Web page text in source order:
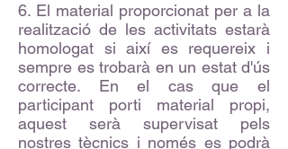
6. El material proporcionat per a la
realització de les activitats estarà
homologat si així es requereix i
sempre es trobarà en un estat d'ús
correcte. En el cas que el
participant porti material propi,
aquest serà supervisat pels
nostres tècnics i només es podrà